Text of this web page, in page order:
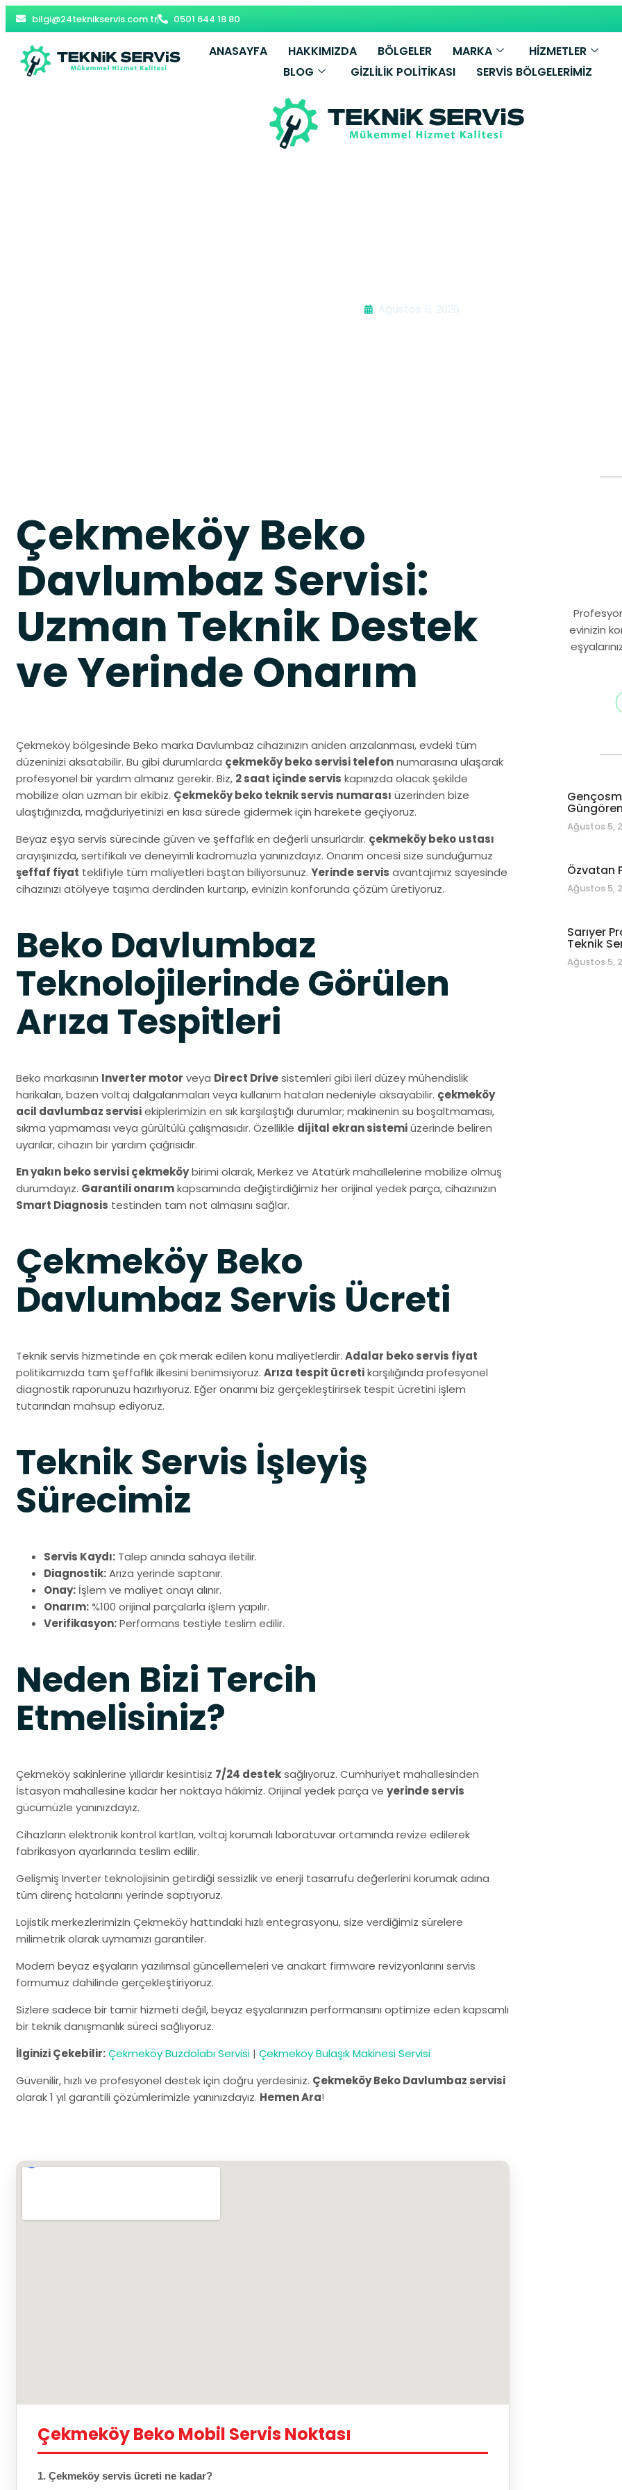
bilgi@24teknikservis.com.tr 0501 644 18 80
ANASAYFA HAKKIMIZDA BÖLGELER MARKA HİZMETLER
BLOG
GIZLILIK POLITIKASI SERVIS BÖLGELERIMIZ
Ağustos 5, 2026
Çekmeköy Beko
Davlumbaz Servisi:
Uzman Teknik Destek
ve Yerinde Onarım
Çekmeköy bölgesinde Beko marka Davlumbaz cihazınızın aniden arızalanması, evdeki tüm
düzeninizi aksatabilir. Bu gibi durumlarda çekmeköy beko servisi telefonnumarasına ulaşarak
profesyonel bir yardım almanız gerekir. Biz, 2 saat içinde servis kapınızda olacak şekilde
mobilize olan uzman bir ekibiz. Çekmeköy beko teknik servis numarası üzerinden bize
ulaştığınızda, mağduriyetinizi en kısa sürede gidermek için harekete geçiyoruz.
Beyaz eşya servis sürecinde güven ve şeffaflık en değerli unsurlardır. çekmeköy beko ustası
arayışınızda, sertifikalı ve deneyimli kadromuzla yanınızdayız. Onarım öncesi size sunduğumuz
şeffaf fiyat teklifiyle tüm maliyetleri baştan biliyorsunuz. Yerinde servis avantajımız sayesinde
cihazınızı atölyeye taşıma derdinden kurtarıp, evinizin konforunda çözüm üretiyoruz.
Beko Davlumbaz
Teknolojilerinde Görülen
Arıza Tespitleri
Beko markasının Inverter motor veya Direct Drivesistemleri gibi ileri düzey mühendislik
harikaları, bazen voltaj dalgalanmaları veya kullanım hataları nedeniyle aksayabilir. çekmeköy
acil davlumbaz servisiekiplerimizin en sık karşılaştığı durumlar; makinenin su boşaltmaması,
sıkma yapmaması veya gürültülü çalışmasıdır. Özellikle dijital ekran sistemiüzerinde beliren
uyarılar, cihazın bir yardım çağrısıdır.
En yakın beko servisi çekmeköybirimi olarak, Merkez ve Atatürk mahallelerine mobilize olmuş
durumdayız. Garantili onarımkapsamında değiştirdiğimiz her orijinal yedek parça, cihazınızın
Smart Diagnosis testinden tam not almasını sağlar.
Çekmeköy Beko
Davlumbaz Servis Ücreti
Teknik servis hizmetinde en çok merak edilen konu maliyetlerdir. Adalar beko servis fiyat
politikamızda tam şeffaflık ilkesini benimsiyoruz. Arıza tespit ücretikarşılığında profesyonel
diagnostik raporunuzu hazırlıyoruz. Eğer onarımı biz gerçekleştirirsek tespit ücretini işlem
tutarından mahsup ediyoruz.
Teknik Servis İşleyiş
Sürecimiz
Servis Kaydı: Talep anında sahaya iletilir.
Diagnostik:Arıza yerinde saptanır.
Onay: İşlem ve maliyet onayı alınır.
Onarım:%100 orijinal parçalarla işlem yapılır.
Verifikasyon:Performans testiyle teslim edilir.
Neden Bizi Tercih
Etmelisiniz?
Çekmeköy sakinlerine yıllardır kesintisiz 7/24 desteksağlıyoruz. Cumhuriyet mahallesinden
İstasyon mahallesine kadar her noktaya hâkimiz. Orijinal yedek parça ve yerinde servis
gücümüzle yanınızdayız.
Cihazların elektronik kontrol kartları, voltaj korumalı laboratuvar ortamında revize edilerek
fabrikasyon ayarlarında teslim edilir.
Gelişmiş Inverter teknolojisinin getirdiği sessizlik ve enerji tasarrufu değerlerini korumak adına
tüm direnç hatalarını yerinde saptıyoruz.
Lojistik merkezlerimizin Çekmeköy hattındaki hızlı entegrasyonu, size verdiğimiz sürelere
milimetrik olarak uymamızı garantiler.
Modern beyaz eşyaların yazılımsal güncellemeleri ve anakart firmware revizyonlarını servis
formumuz dahilinde gerçekleştiriyoruz.
Sizlere sadece bir tamir hizmeti değil, beyaz eşyalarınızın performansını optimize eden kapsamlı
bir teknik danışmanlık süreci sağlıyoruz.
İlginizi Çekebilir:Çekmeköy Buzdolabı Servisi | Çekmeköy Bulaşık Makinesi Servisi
Güvenilir, hızlı ve profesyonel destek için doğru yerdesiniz. Çekmeköy Beko Davlumbaz servisi
olarak 1 yıl garantili çözümlerimizle yanınızdayız. Hemen Ara!
Çekmeköy Beko Mobil Servis Noktası
1. Çekmeköy servis ücreti ne kadar?
evinizin
Ağustos 5,
Özvatan
Ağustos 5,
Sarıyer
Teknik
Ağustos 5,